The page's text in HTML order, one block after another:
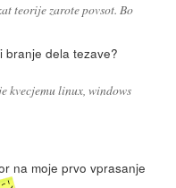
teorije zarote povsot. Bo
branje dela tezave?
kvecjemu linux, windows
na moje prvo vprasanje